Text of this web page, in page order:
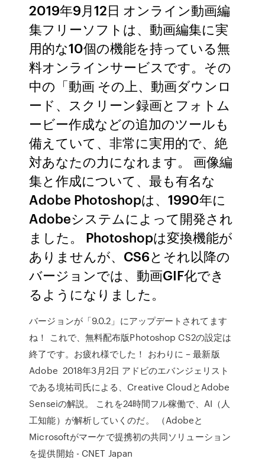
2019年9月12日 オンライン動画編
集フリーソフトは、動画編集に実
用的な10個の機能を持っている無
料オンラインサービスです。その
中の「動画 その上、動画ダウンロ
ード、スクリーン録画とフォトム
ービー作成などの追加のツールも
備えていて、非常に実用的で、絶
対あなたの力になれます。 画像編
集と作成について、最も有名な
Adobe Photoshopは、1990年に
Adobeシステムによって開発され
ました。 Photoshopは変換機能が
ありませんが、CS6とそれ以降の
バージョンでは、動画GIF化でき
るようになりました。
バージョンが「9.0.2」にアップデートされてます
ね！ これで、無料配布版Photoshop CS2の設定は
終了です。お疲れ様でした！ おわりに – 最新版
Adobe 2018年3月2日 アドビのエバンジェリスト
である境祐司氏による、Creative CloudとAdobe
Senseiの解説。 これを24時間フル稼働で、AI（人
工知能）が解析していくのだ。 （Adobeと
Microsoftがマーケで提携初の共同ソリューション
を提供開始 - CNET Japan